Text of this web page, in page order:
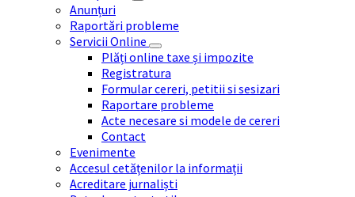
Anunțuri
Raportări probleme
Servicii Online
Plăți online taxe și impozite
Registratura
Formular cereri, petitii si sesizari
Raportare probleme
Acte necesare si modele de cereri
Contact
Evenimente
Accesul cetățenilor la informații
Acreditare jurnaliști